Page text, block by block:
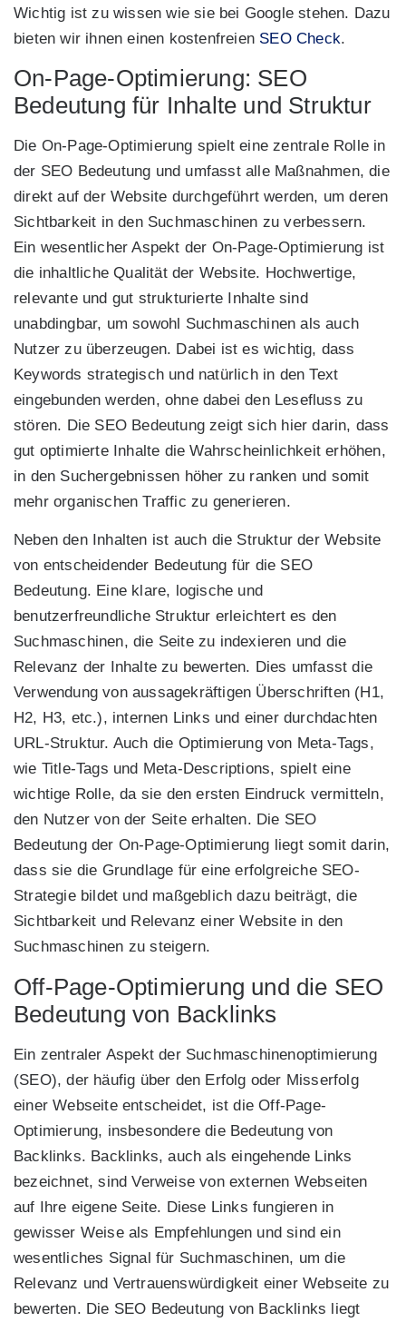
Wichtig ist zu wissen wie sie bei Google stehen. Dazu
bieten wir ihnen einen kostenfreien SEO Check.
On-Page-Optimierung: SEO
Bedeutung für Inhalte und Struktur
Die On-Page-Optimierung spielt eine zentrale Rolle in
der SEO Bedeutung und umfasst alle Maßnahmen, die
direkt auf der Website durchgeführt werden, um deren
Sichtbarkeit in den Suchmaschinen zu verbessern.
Ein wesentlicher Aspekt der On-Page-Optimierung ist
die inhaltliche Qualität der Website. Hochwertige,
relevante und gut strukturierte Inhalte sind
unabdingbar, um sowohl Suchmaschinen als auch
Nutzer zu überzeugen. Dabei ist es wichtig, dass
Keywords strategisch und natürlich in den Text
eingebunden werden, ohne dabei den Lesefluss zu
stören. Die SEO Bedeutung zeigt sich hier darin, dass
gut optimierte Inhalte die Wahrscheinlichkeit erhöhen,
in den Suchergebnissen höher zu ranken und somit
mehr organischen Traffic zu generieren.
Neben den Inhalten ist auch die Struktur der Website
von entscheidender Bedeutung für die SEO
Bedeutung. Eine klare, logische und
benutzerfreundliche Struktur erleichtert es den
Suchmaschinen, die Seite zu indexieren und die
Relevanz der Inhalte zu bewerten. Dies umfasst die
Verwendung von aussagekräftigen Überschriften (H1,
H2, H3, etc.), internen Links und einer durchdachten
URL-Struktur. Auch die Optimierung von Meta-Tags,
wie Title-Tags und Meta-Descriptions, spielt eine
wichtige Rolle, da sie den ersten Eindruck vermitteln,
den Nutzer von der Seite erhalten. Die SEO
Bedeutung der On-Page-Optimierung liegt somit darin,
dass sie die Grundlage für eine erfolgreiche SEO-
Strategie bildet und maßgeblich dazu beiträgt, die
Sichtbarkeit und Relevanz einer Website in den
Suchmaschinen zu steigern.
Off-Page-Optimierung und die SEO
Bedeutung von Backlinks
Ein zentraler Aspekt der Suchmaschinenoptimierung
(SEO), der häufig über den Erfolg oder Misserfolg
einer Webseite entscheidet, ist die Off-Page-
Optimierung, insbesondere die Bedeutung von
Backlinks. Backlinks, auch als eingehende Links
bezeichnet, sind Verweise von externen Webseiten
auf Ihre eigene Seite. Diese Links fungieren in
gewisser Weise als Empfehlungen und sind ein
wesentliches Signal für Suchmaschinen, um die
Relevanz und Vertrauenswürdigkeit einer Webseite zu
bewerten. Die SEO Bedeutung von Backlinks liegt